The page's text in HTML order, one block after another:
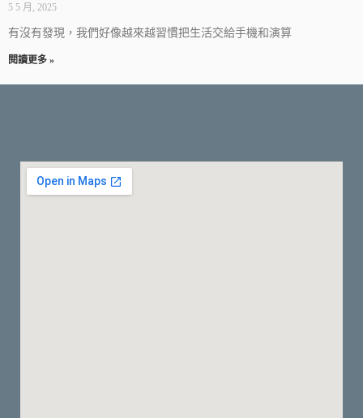
5 5 月, 2025
有沒有發現，我們好像越來越習慣把生活交給手機和演算
閱讀更多 »